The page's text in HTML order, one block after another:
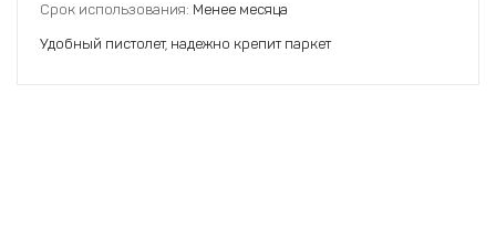
Срок использования: Менее месяца
Удобный пистолет, надежно крепит паркет